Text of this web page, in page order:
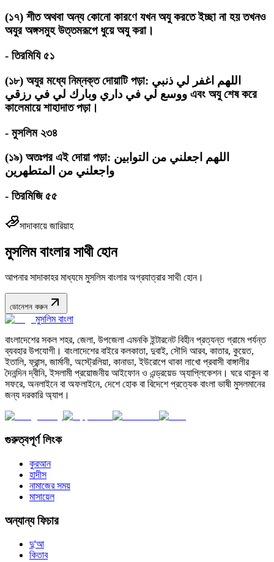
(১৭) শীত অথবা অন্য কোনো কারণে যখন অযু করতে ইচ্ছা না হয় তখনও
অযুর অঙ্গসমুহ উত্তমরূপে ধুয়ে অযু করা।
- তিরমিযি ৫১
(১৮) অযুর মধ্যে নিম্নক্ত দোয়াটি পড়া: اللهم اغفر لي ذنبي
ووسع لي في داري وبارك لي في رزقي এবং অযু শেষ করে
কালেমায়ে শাহাদাত পড়া।
- মুসলিম ২৩৪
(১৯) অতঃপর এই দোয়া পড়া: اللهم اجعلني من التوابين
واجعلني من المتطهرين
- তিরমিজি ৫৫
সাদাকায়ে জারিয়াহ
মুসলিম বাংলার সাথী হোন
আপনার সাদাকাহর মাধ্যমে মুসলিম বাংলার অগ্রযাত্রার সাথী হোন।
ডোনেশন করুন
মুসলিম বাংলা
বাংলাদেশের সকল শহর, জেলা, উপজেলা এমনকি ইন্টারনেট বিহীন প্রত্যন্ত গ্রামে পর্যন্ত
ব্যবহার উপযোগী। বাংলাদেশের বাইরে কলকাতা, দুবাই, সৌদি আরব, কাতার, কুয়েত,
ইতালি, ফ্রান্স, জার্মানী, অস্ট্রেলিয়া, কানাডা, ইউরোপে থাকা লাখো প্রবাসী বাঙ্গালীর
দৈনন্দিন দ্বীনি, ইসলামী প্রয়োজনীয় আইফোন ও এন্ড্রয়েড অ্যাপ্লিকেশন। ঘরে থাকুন বা
সফরে, অনলাইনে বা অফলাইনে, দেশে হোক বা বিদেশে প্রত্যেক বাংলা ভাষী মুসলমানের
জন্য দরকারি অ্যাপ।
গুরুত্বপূর্ণ লিংক
কুরআন
হাদীস
নামাজের সময়
মাসায়েল
অন্যান্য ফিচার
দু'আ
কিতাব